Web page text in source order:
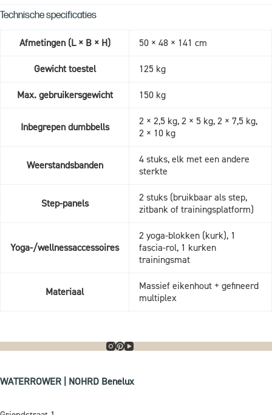
Technische specificaties
Afmetingen (L × B × H) 50 × 48 × 141 cm
Gewicht toestel 125 kg
Max. gebruikersgewicht 150 kg
Inbegrepen dumbbells
2 × 2,5 kg, 2 × 5 kg, 2 × 7,5 kg,
2 × 10 kg
Weerstandsbanden
4 stuks, elk met een andere
sterkte
Step-panels
2 stuks (bruikbaar als step,
zitbank of trainingsplatform)
Yoga-/wellnessaccessoires
2 yoga-blokken (kurk), 1
fascia-rol, 1 kurken
trainingsmat
Materiaal
Massief eikenhout + gefineerd
multiplex
WATERROWER | NOHRD Benelux